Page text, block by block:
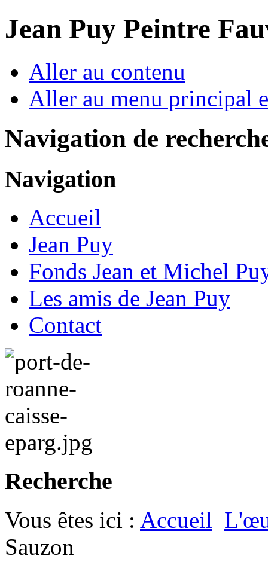
Jean Puy Peintre
Aller au contenu
Aller au menu principal
Navigation de
Navigation
Accueil
Jean Puy
Fonds Jean et Michel
Les amis de Jean Puy
Contact
Recherche
Vous êtes ici : Accueil
Sauzon